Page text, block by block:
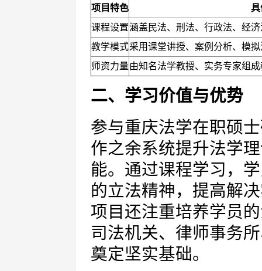
项目特色
具
课程设置涵盖民法、刑法、行政法、经
教学模式采用课堂讲授、案例分析、模
师资力量由知名法学教授、实务专家组
二、学习价值与优势
参与重庆法学在职硕
作之余系统提升法学
能。通过课程学习，
的立法精神，提高解
项目还注重培养学员
司法机关、律师事务
奠定坚实基础。